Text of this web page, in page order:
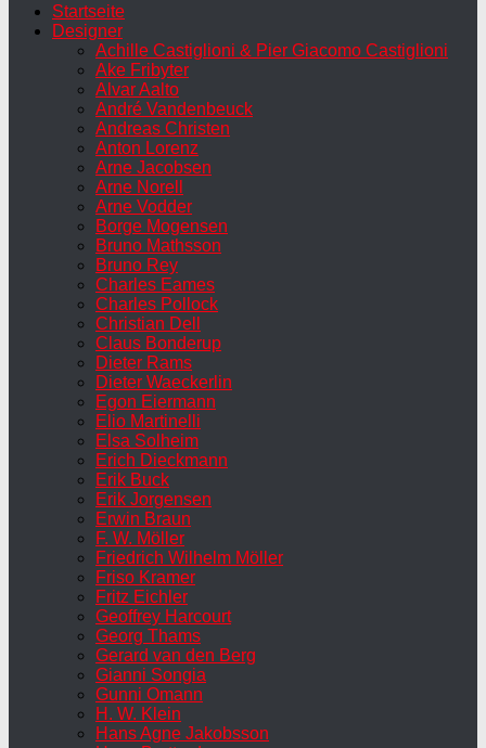
Startseite
Designer
Achille Castiglioni & Pier Giacomo Castiglioni
Ake Fribyter
Alvar Aalto
André Vandenbeuck
Andreas Christen
Anton Lorenz
Arne Jacobsen
Arne Norell
Arne Vodder
Borge Mogensen
Bruno Mathsson
Bruno Rey
Charles Eames
Charles Pollock
Christian Dell
Claus Bonderup
Dieter Rams
Dieter Waeckerlin
Egon Eiermann
Elio Martinelli
Elsa Solheim
Erich Dieckmann
Erik Buck
Erik Jorgensen
Erwin Braun
F. W. Möller
Friedrich Wilhelm Möller
Friso Kramer
Fritz Eichler
Geoffrey Harcourt
Georg Thams
Gerard van den Berg
Gianni Songia
Gunni Omann
H. W. Klein
Hans Agne Jakobsson